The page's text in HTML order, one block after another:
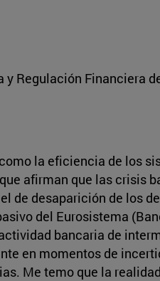
y Regulación Financiera
la eficiencia de los
afirman que las crisis
de desaparición de los
del Eurosistema
bancaria de
en momentos de
Me temo que la